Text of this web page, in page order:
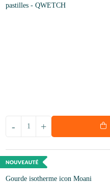
pastilles - QWETCH
+
-
Gourde isotherme icon Moani